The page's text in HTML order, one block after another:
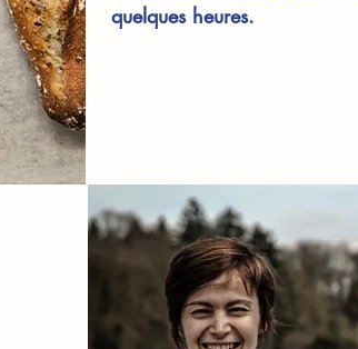
quelques heures.